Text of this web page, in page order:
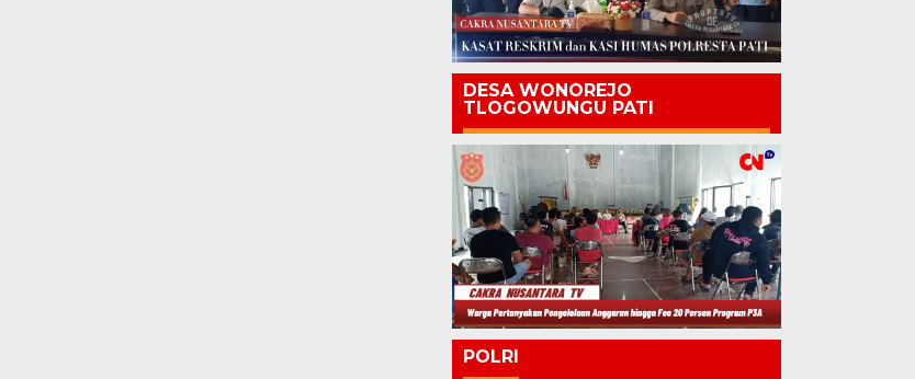
DESA WONOREJO
TLOGOWUNGU PATI
POLRI